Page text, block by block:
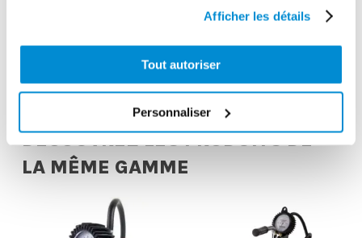
Afficher les détails
Tout autoriser
Personnaliser
enrouleur huile
DÉCOUVREZ LES PRODUITS DE
LA MÊME GAMME